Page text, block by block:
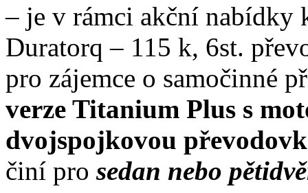
– je v rámci akční nabídky
Duratorq – 115 k, 6st.
pro zájemce o samočinné
verze Titanium Plus s
dvojspojkovou
činí prosedan nebo